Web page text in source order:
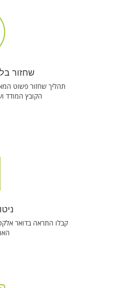
שחזור
תהליך שחזור פשוט
הקובץ המודד
קבלו התראה בדואר